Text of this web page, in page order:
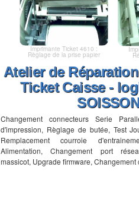
Imprimante Ticket 4610 :
Règlage de la prise papier
Atelier de
Ticket Caisse -
Changement connecteurs Serie
d'impression, Règlage de butée, Test
Remplacement courroie
Alimentation, Changement port
massicot, Upgrade firmware, Changement